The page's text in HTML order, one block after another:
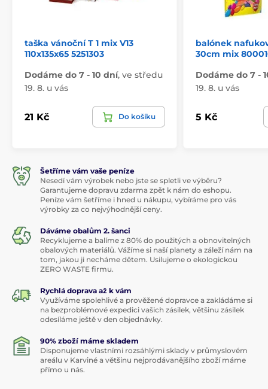
taška vánoční T 1 mix V13
110x135x65 5251303
Dodáme do 7 - 10 dní, ve středu
19. 8. u vás
21 Kč Do košíku
balónek
30cm mix
Dodáme do 7 -
19. 8. u vás
5 Kč
Šetříme vám vaše peníze
Nesedí vám výrobek nebo jste se spletli ve výběru?
Garantujeme dopravu zdarma zpět k nám do eshopu.
Peníze vám šetříme i hned u nákupu, vybíráme pro vás
výrobky za co nejvýhodnější ceny.
Dáváme obalům 2. šanci
Recyklujeme a balíme z 80% do použitých a obnovitelných
obalových materiálů. Vážíme si naší planety a záleží nám na
tom, jakou ji necháme dětem. Usilujeme o ekologickou
ZERO WASTE firmu.
Rychlá doprava až k vám
Využíváme spolehlivé a prověžené dopravce a zakládáme si
na bezproblémové expedici vašich zásilek, většinu zásilek
odesíláme ještě v den objednávky.
90% zboží máme skladem
Disponujeme vlastními rozsáhlými sklady v průmyslovém
areálu v Karviné a většinu nejprodávanějšího zboží máme
přímo u nás.